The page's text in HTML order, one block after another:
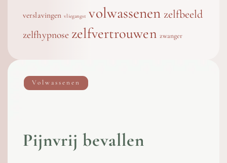
verslavingen vliegangst volwassenen zelfbeeld
zelfhypnose zelfvertrouwen zwanger
Volwassenen
Pijnvrij bevallen